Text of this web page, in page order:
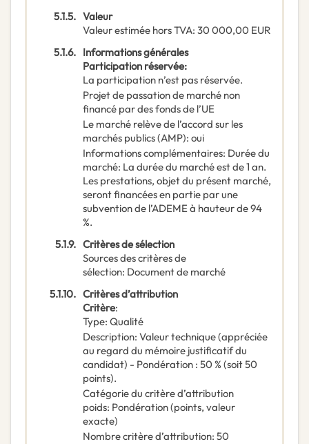
5.1.5. Valeur
Valeur estimée hors TVA: 30 000,00 EUR
5.1.6. Informations générales
Participation réservée:
La participation n’est pas réservée.
Projet de passation de marché non
financé par des fonds de l’UE
Le marché relève de l’accord sur les
marchés publics (AMP): oui
Informations complémentaires: Durée du
marché: La durée du marché est de 1 an.
Les prestations, objet du présent marché,
seront financées en partie par une
subvention de l’ADEME à hauteur de 94
%.
5.1.9. Critères de sélection
Sources des critères de
sélection: Document de marché
5.1.10. Critères d’attribution
Critère:
Type: Qualité
Description: Valeur technique (appréciée
au regard du mémoire justificatif du
candidat) - Pondération : 50 % (soit 50
points).
Catégorie du critère d’attribution
poids: Pondération (points, valeur
exacte)
Nombre critère d’attribution: 50